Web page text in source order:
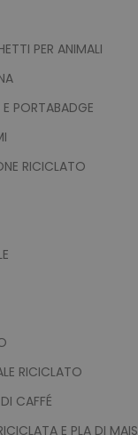
PER ANIMALI
PORTABADGE
RICICLATO
RICICLATO
CAFFÉ
E PLA DI MAIS